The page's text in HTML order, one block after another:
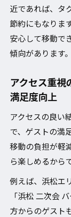
近であれば、タ
節約にもなりま
安心して移動で
傾向があります。
アクセス重視
満足度向上
アクセスの良い
で、ゲストの満
移動の負担が軽
ら楽しめるから
例えば、浜松エ
「浜松 二次会
方からのゲスト